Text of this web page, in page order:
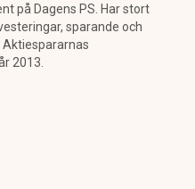
på Dagens PS. Har stort
sparande och
2013.